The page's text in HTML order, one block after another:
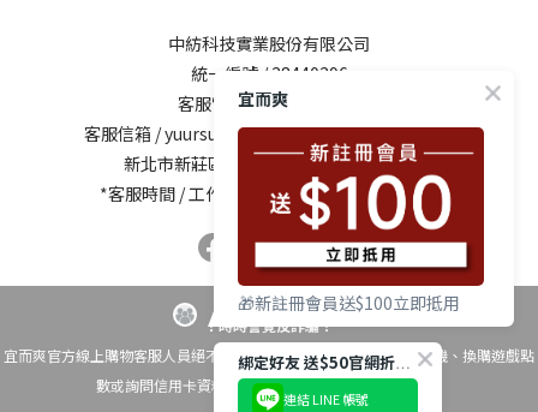
中紡科技實業股份有限公司
統一編號 / 28440296
客服電話 / 0800-281729
客服信箱 /yuursun@mail.chung-shing.com.tw
新北市新莊區新北大道三段7號17樓之2
*客服時間 / 工作日10:00-12:00、13:00-17:00
！時時警覺反詐騙！
宜而爽官方線上購物客服人員絕不會以電話要求您操作ATM自動櫃員機、換購遊戲點
數或詢問信用卡資料，如有疑問請撥打 反詐騙專線165
宜而爽
🎁新註冊會員送$100立即抵用
綁定好友 送$50官網折扣碼
連結 LINE 帳號